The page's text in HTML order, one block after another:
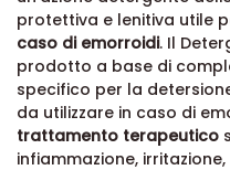
Il Detergente Cremoso
un'azione detergente
protettiva e lenitiva utile
caso di emorroidi. Il
prodotto a base di
specifico per la
da utilizzare in caso di